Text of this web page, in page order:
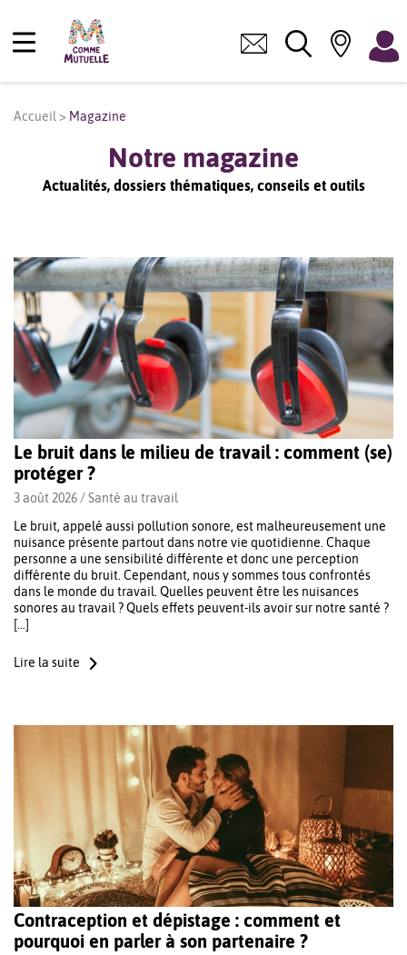
Accueil > Magazine
Notre magazine
Actualités, dossiers thématiques, conseils et outils
Le bruit dans le milieu de travail : comment (se)
protéger ?
3 août 2026 /Santé au travail
Le bruit, appelé aussi pollution sonore, est malheureusement une
nuisance présente partout dans notre vie quotidienne. Chaque
personne a une sensibilité différente et donc une perception
différente du bruit. Cependant, nous y sommes tous confrontés
dans le monde du travail. Quelles peuvent être les nuisances
sonores au travail ? Quels effets peuvent-ils avoir sur notre santé ?
[…]
Lire la suite
Contraception et dépistage : comment et
pourquoi en parler à son partenaire ?